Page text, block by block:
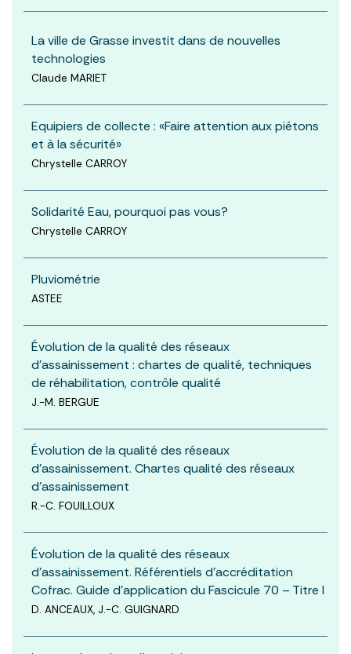
La ville de Grasse investit dans de nouvelles
technologies
Claude MARIET
Equipiers de collecte : «Faire attention aux piétons
et à la sécurité»
Chrystelle CARROY
Solidarité Eau, pourquoi pas vous?
Chrystelle CARROY
Pluviométrie
ASTEE
Évolution de la qualité des réseaux
d’assainissement : chartes de qualité, techniques
de réhabilitation, contrôle qualité
J.-M. BERGUE
Évolution de la qualité des réseaux
d’assainissement. Chartes qualité des réseaux
d’assainissement
R.-C. FOUILLOUX
Évolution de la qualité des réseaux
d’assainissement. Référentiels d’accréditation
Cofrac. Guide d’application du Fascicule 70 – Titre I
D. ANCEAUX, J.-C. GUIGNARD